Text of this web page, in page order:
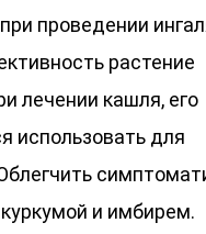
проведении
растение
лечении кашля, его
использовать для
и имбирем.